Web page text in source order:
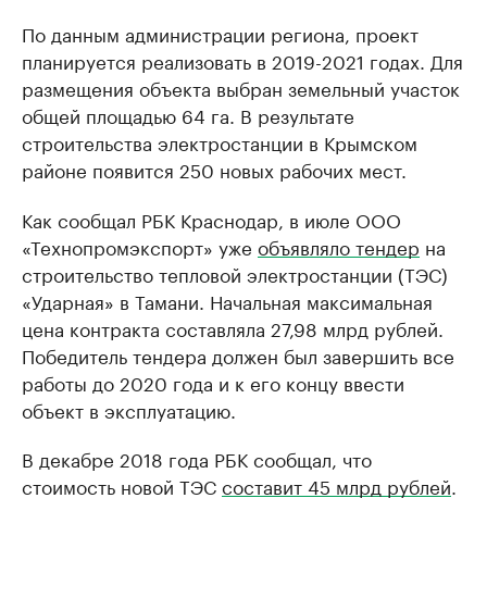
По данным администрации региона, проект
планируется реализовать в 2019-2021 годах. Для
размещения объекта выбран земельный участок
общей площадью 64 га. В результате
строительства электростанции в Крымском
районе появится 250 новых рабочих мест.
Как сообщал РБК Краснодар, в июле ООО
«Технопромэкспорт» уже объявляло тендер на
строительство тепловой электростанции (ТЭС)
«Ударная» в Тамани. Начальная максимальная
цена контракта составляла 27,98 млрд рублей.
Победитель тендера должен был завершить все
работы до 2020 года и к его концу ввести
объект в эксплуатацию.
В декабре 2018 года РБК сообщал, что
стоимость новой ТЭСсоставит 45 млрд рублей.